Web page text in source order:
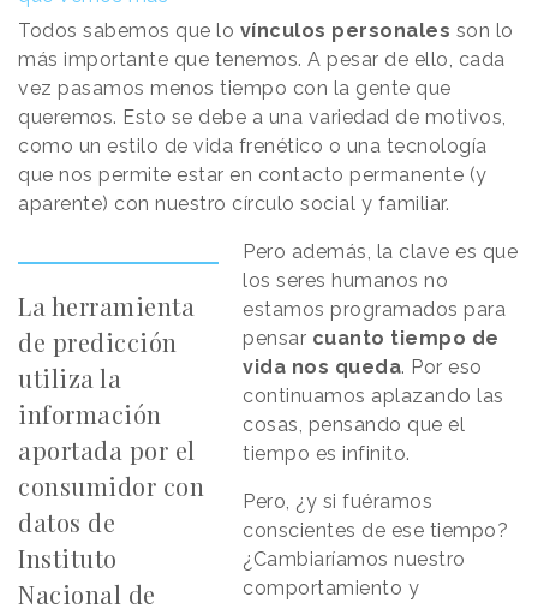
Todos sabemos que lo vínculos personales son lo
más importante que tenemos. A pesar de ello, cada
vez pasamos menos tiempo con la gente que
queremos. Esto se debe a una variedad de motivos,
como un estilo de vida frenético o una tecnología
que nos permite estar en contacto permanente (y
aparente) con nuestro círculo social y familiar.
La herramienta
de predicción
utiliza la
información
aportada por el
consumidor con
datos de
Instituto
Nacional de
Pero además, la clave es que
los seres humanos no
estamos programados para
pensar cuanto tiempo de
vida nos queda. Por eso
continuamos aplazando las
cosas, pensando que el
tiempo es infinito.
Pero, ¿y si fuéramos
conscientes de ese tiempo?
¿Cambiaríamos nuestro
comportamiento y